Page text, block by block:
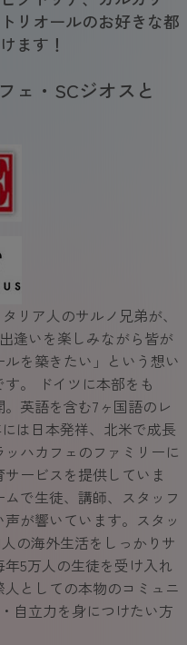
リオールのお好きな都
ます！
ェ・SCジオスと
リア人のサルノ兄弟が、
逢いを楽しみながら皆が
を築きたい」という想い
。 ドイツに本部をも
英語を含む7ヶ国語のレ
は日本発祥、北米で成長
ハカフェのファミリーに
ービスを提供していま
で生徒、講師、スタッフ
が響いています。スタッ
の海外生活をしっかりサ
5万人の生徒を受け入れ
としての本物のコミュニ
自立力を身につけたい方